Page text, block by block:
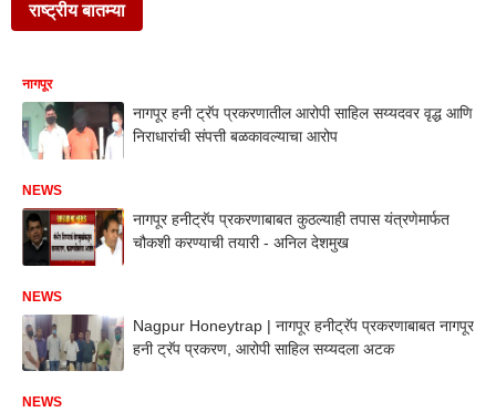
राष्ट्रीय बातम्या
नागपूर
नागपूर हनी ट्रॅप प्रकरणातील आरोपी साहिल सय्यदवर वृद्ध आणि
निराधारांची संपत्ती बळकावल्याचा आरोप
NEWS
नागपूर हनीट्रॅप प्रकरणाबाबत कुठल्याही तपास यंत्रणेमार्फत
चौकशी करण्याची तयारी - अनिल देशमुख
NEWS
Nagpur Honeytrap | नागपूर हनीट्रॅप प्रकरणाबाबत नागपूर
हनी ट्रॅप प्रकरण, आरोपी साहिल सय्यदला अटक
NEWS